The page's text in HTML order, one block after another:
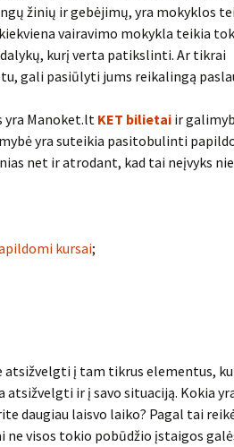
žinių ir gebėjimų, yra mokyklos
vairavimo mokykla teikia
kurį verta patikslinti. Ar tikrai
gali pasiūlyti jums reikalingą
yra Manoket.lt KET bilietai ir
yra suteikia pasitobulinti
net ir atrodant, kad tai neįvyks
kursai;
į tam tikrus elementus,
atsižvelgti ir į savo situaciją. Kokia
daugiau laisvo laiko? Pagal tai
visos tokio pobūdžio įstaigos